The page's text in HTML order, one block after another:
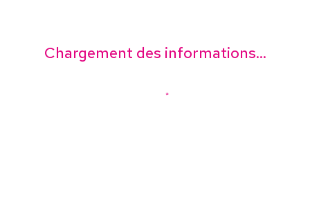
Chargement des informations...